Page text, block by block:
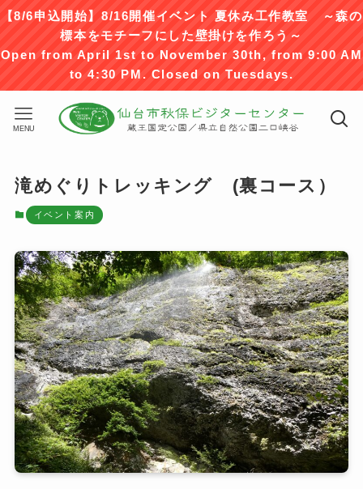
【8/6申込開始】8/16開催イベント 夏休み工作教室 ～森の
標本をモチーフにした壁掛けを作ろう～
Open from April 1st to November 30th, from 9:00 AM
to 4:30 PM. Closed on Tuesdays.
MENU
滝めぐりトレッキング (裏コース）
イベント案内